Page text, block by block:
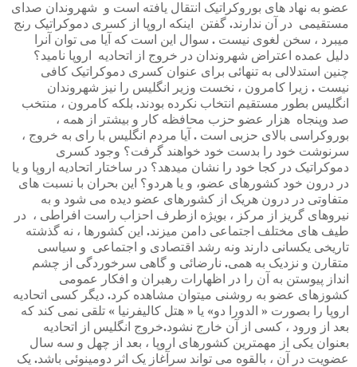
عضو به نهاد های بوروکراتیک انتقال یافته است و شهروندان صدای
مستقیمی در ن ندارند. گفتن اینکه اروپا از کسری دموکراتیک رنج
میبرد ، سخن لغوی نیست . سوال این است که آیا می توان آنرا
دلیل عمده اعتراض شهروندان در خروج از اتحادیه اروپا نامید؟
چنین استدلالی به تنهائی برای عنوان کسری دموکراتیک کافی
نیست . زیرا کامرون ، نخست وزیر انگلیس را نیز شهروندان
انگلیس بطور مستقیم انتخاب نکرده بودند. بلکه کامرون ، منتخب
صد وپنجاه هزار عضو حزب محافظه کار و بیشتر از همه ،
بوروکراسی بالای حزبی است . آیا مردم انگلیس با رای به خروج ،
سرنوشت خود را بدست خود خواهند گرفت؟ وجود کسری
دموکراتیک در کجا خود را نشان میدهد؟ در ساختار اتحادیه اروپا و یا
در درون خود کشورهای عضو، و یا هردو؟ این بحران با نسبت های
متفاوتی در درون هریک از کشورهای عضو دیده می شود و به
نیروهای گریز از مرکز ، بویژه ازطرف احزاب راست افراطی ، در
طیف های مختلف اجتماعی دامن میزند. این کشورها ، نه گذشته
تاریخی یکسانی دارند ونه رشد اقتصادی و اجتماعی و سیاسی
متقارن و نزدیک به همی. نارضائی و گاهی سرخوردگی از چشم
انداز پیوستن به آن را در اظهارات رهبران و افکار
عمومی
کشوزهای عضو به روشنی میتوان مشاهده کرد. دیگر کسی اتحادیه
اروپا را بصورت « الدورا دو» یا « هتل کالیفرنیا » تلقی نمی کند که
بعد از ورود ، کسی از آن خارج نشود.خروج انگلیس از
اتحادیه
بعنوان یکی از مهمترین کشورهای اروپا ، بعد از چهل و سه سال
عضویت در آن ، بالقوه می تواند سرآغاز یک اثر دومینوئی باشد. یک